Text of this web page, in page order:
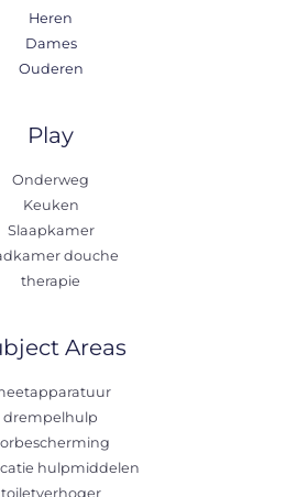
Heren
Dames
Ouderen
Play
Onderweg
Keuken
Slaapkamer
douche
therapie
Areas
drempelhulp
hulpmiddelen
toiletverhoger